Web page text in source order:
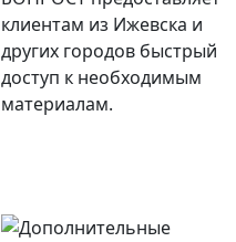
клиентам из Ижевска и
других городов быстрый
доступ к необходимым
материалам.